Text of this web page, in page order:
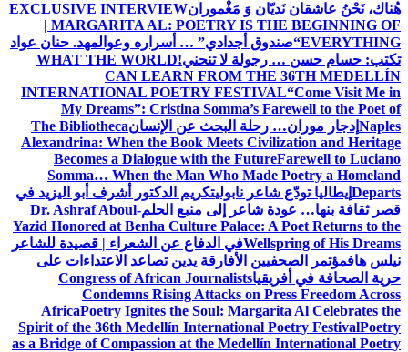
هُناك، نَحْنُ عاشقان نَديّان وَ مَغْمورانEXCLUSIVE INTERVIEW
| MARGARITA AL: POETRY IS THE BEGINNING OF
EVERYTHING“صندوق أجدادي” … أسراره وعوالمهد. حنان عواد
تكتب: حسام حسن … رجولة لا تنحني!WHAT THE WORLD
CAN LEARN FROM THE 36TH MEDELLÍN
INTERNATIONAL POETRY FESTIVAL“Come Visit Me in
My Dreams”: Cristina Somma’s Farewell to the Poet of
Naples إدجار موران… رحلة البحث عن الإنسانThe Bibliotheca
Alexandrina: When the Book Meets Civilization and Heritage
Becomes a Dialogue with the FutureFarewell to Luciano
Somma… When the Man Who Made Poetry a Homeland
Departs إيطاليا تودّع شاعر نابوليتكريم الدكتور أشرف أبو اليزيد في
قصر ثقافة بنها… عودة شاعر إلى منبع الحلمDr. Ashraf Aboul-
Yazid Honored at Benha Culture Palace: A Poet Returns to the
Wellspring of His Dreamsفي الدفاع عن الشعراء | قصيدة للشاعر
نيلس هافمؤتمر الصحفيين الأفارقة يدين تصاعد الاعتداءات على
حرية الصحافة في أفريقياCongress of African Journalists
Condemns Rising Attacks on Press Freedom Across
AfricaPoetry Ignites the Soul: Margarita Al Celebrates the
Spirit of the 36th Medellín International Poetry FestivalPoetry
as a Bridge of Compassion at the Medellín International Poetry